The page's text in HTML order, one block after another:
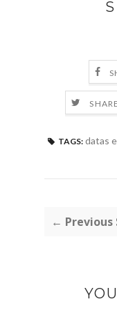
TAGS: datas
← Previous